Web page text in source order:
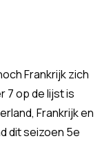
Frankrijk zich
7 op de lijst is
Frankrijk en
dit seizoen 5e